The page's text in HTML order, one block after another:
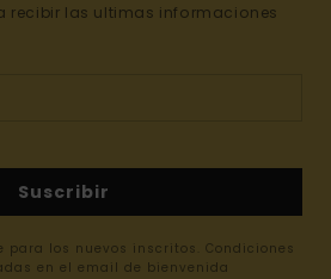
recibir las ultimas informaciones
Suscribir
los nuevos inscritos. Condiciones
en el email de bienvenida